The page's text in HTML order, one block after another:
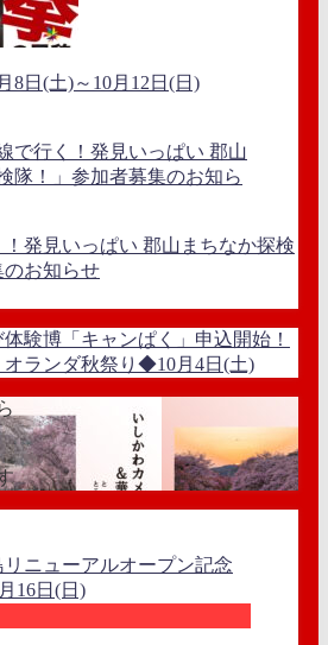
8日(土)～10月12日(日)
！発見いっぱい 郡山まちなか探検
のお知らせ
験博「キャンぱく」申込開始！
ランダ秋祭り◆10月4日(土)